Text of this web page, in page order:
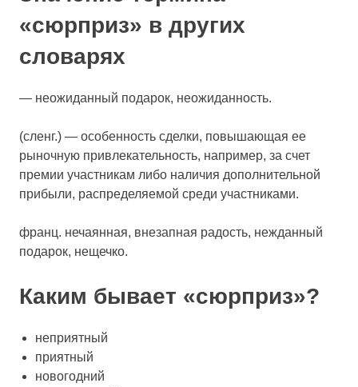
«сюрприз» в других
словарях
— неожиданный подарок, неожиданность.
(сленг.) — особенность сделки, повышающая ее
рыночную привлекательность, например, за счет
премии участникам либо наличия дополнительной
прибыли, распределяемой среди участниками.
франц. нечаянная, внезапная радость, нежданный
подарок, нещечко.
Каким бывает «сюрприз»?
неприятный
приятный
новогодний